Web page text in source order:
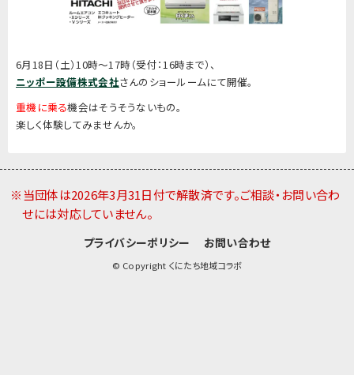
6月18日（土）10時～17時（受付：16時まで）、
ニッポー設備株式会社さんのショールームにて開催。
重機に乗る機会はそうそうないもの。
楽しく体験してみませんか。
※当団体は2026年3月31日付で解散済です。ご相談・お問い合わ
せには対応していません。
プライバシーポリシー お問い合わせ
© Copyright くにたち地域コラボ